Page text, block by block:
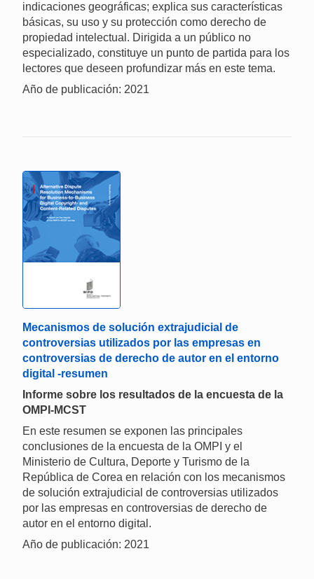
indicaciones geográficas; explica sus características
básicas, su uso y su protección como derecho de
propiedad intelectual. Dirigida a un público no
especializado, constituye un punto de partida para los
lectores que deseen profundizar más en este tema.
Año de publicación: 2021
Mecanismos de solución extrajudicial de
controversias utilizados por las empresas en
controversias de derecho de autor en el entorno
digital -resumen
Informe sobre los resultados de la encuesta de la
OMPI-MCST
En este resumen se exponen las principales
conclusiones de la encuesta de la OMPI y el
Ministerio de Cultura, Deporte y Turismo de la
República de Corea en relación con los mecanismos
de solución extrajudicial de controversias utilizados
por las empresas en controversias de derecho de
autor en el entorno digital.
Año de publicación: 2021